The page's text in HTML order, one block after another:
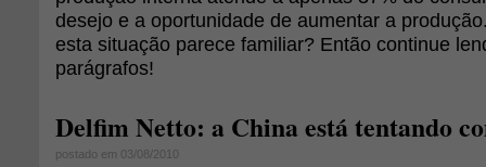
desejo e a oportunidade de aumentar a
esta situação parece familiar? Então continue
parágrafos!
Delfim Netto: a China está tentando
postado em 03/08/2010